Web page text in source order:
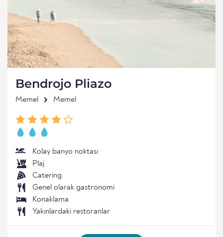
Bendrojo Pliazo
Memel Memel
Kolay banyo noktası
Plaj
Catering
Genel olarak gastronomi
Konaklama
Yakınlardaki restoranlar